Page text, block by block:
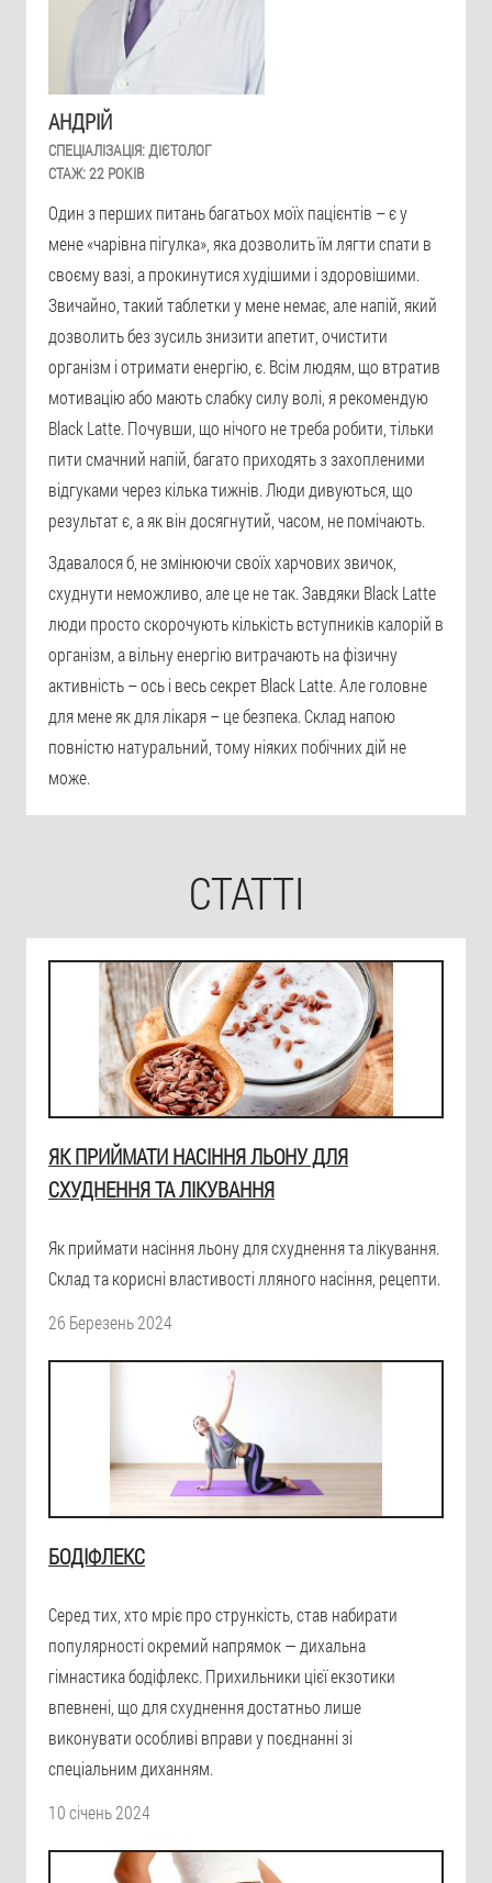
АНДРІЙ
СПЕЦІАЛІЗАЦІЯ:ДІЄТОЛОГ
СТАЖ:22 РОКІВ
Один з перших питань багатьох моїх пацієнтів – є у
мене «чарівна пігулка», яка дозволить їм лягти спати в
своєму вазі, а прокинутися худішими і здоровішими.
Звичайно, такий таблетки у мене немає, але напій, який
дозволить без зусиль знизити апетит, очистити
організм і отримати енергію, є. Всім людям, що втратив
мотивацію або мають слабку силу волі, я рекомендую
Black Latte. Почувши, що нічого не треба робити, тільки
пити смачний напій, багато приходять з захопленими
відгуками через кілька тижнів. Люди дивуються, що
результат є, а як він досягнутий, часом, не помічають.
Здавалося б, не змінюючи своїх харчових звичок,
схуднути неможливо, але це не так. Завдяки Black Latte
люди просто скорочують кількість вступників калорій в
організм, а вільну енергію витрачають на фізичну
активність – ось і весь секрет Black Latte. Але головне
для мене як для лікаря – це безпека. Склад напою
повністю натуральний, тому ніяких побічних дій не
може.
СТАТТІ
ЯК ПРИЙМАТИ НАСІННЯ ЛЬОНУ ДЛЯ
СХУДНЕННЯ ТА ЛІКУВАННЯ
Як приймати насіння льону для схуднення та лікування.
Склад та корисні властивості лляного насіння, рецепти.
26 Березень 2024
БОДІФЛЕКС
Серед тих, хто мріє про стрункість, став набирати
популярності окремий напрямок — дихальна
гімнастика бодіфлекс. Прихильники цієї екзотики
впевнені, що для схуднення достатньо лише
виконувати особливі вправи у поєднанні зі
спеціальним диханням.
10 січень 2024